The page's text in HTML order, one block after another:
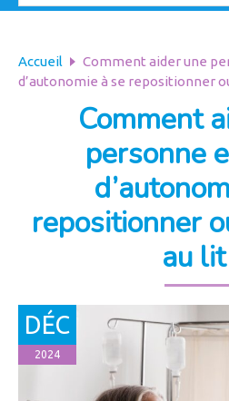
Accueil
Comment aider une
d’autonomie à se repositionner
Comment
personne
repositionner
au
DÉC
2024